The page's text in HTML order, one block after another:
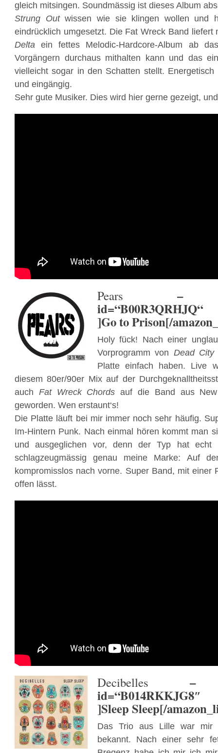
gleich mitsingen. Soundmässig ist dieses Album
Strung Outwissen wie sie klingen wollen und
eindrücklich umgesetzt. Die Fat Wreck Band liefert
Delta ein fettes Melodic-Hardcore-Album ab
Vorgängern durchaus mithalten kann und das
vielleicht sogar in den Schatten stellt.
und eingängig.
Sehr gute Musiker. Dies wird hier gerne gezeigt,
Pears –
id=“B00R3QRHJQ“
]Go to Prison[/
Holy fück! Nach einer
Vorprogramm von Dead City
Platte einfach haben. Live
diesem 80er/90er Mix auf der
auch Fat Wreck Chords auf die Band aus
geworden. Wen erstaunt‘s!
Die Platte läuft bei mir immer noch sehr häufig.
Im-Hintern Punk. Nach einmal hören kommt man
und ausgeglichen vor, denn der Typ hat
schlagzeugmässig genau meine Marke: Auf
kompromisslos nach vorne. Super Band, mit einer
offen lässt.
Decibelles –
id=“B014RKKJG8″
]Sleep Sleep[/
Das Trio aus Lille war mir
bekannt. Nach einer sehr